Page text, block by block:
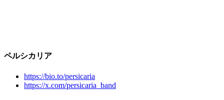
ペルシカリア
https://bio.to/persicaria
https://x.com/persicaria_band